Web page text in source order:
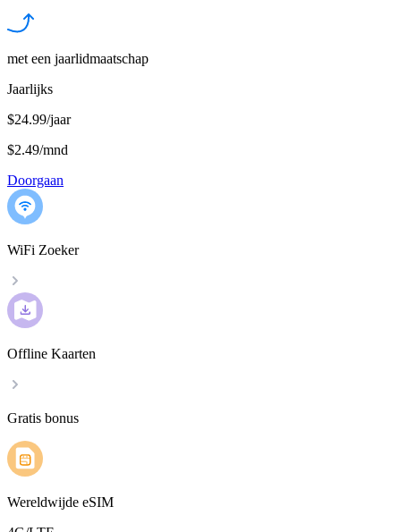
met een jaarlidmaatschap
Jaarlijks
$24.99/jaar
$2.49/mnd
Doorgaan
WiFi Zoeker
Offline Kaarten
Gratis bonus
Wereldwijde eSIM